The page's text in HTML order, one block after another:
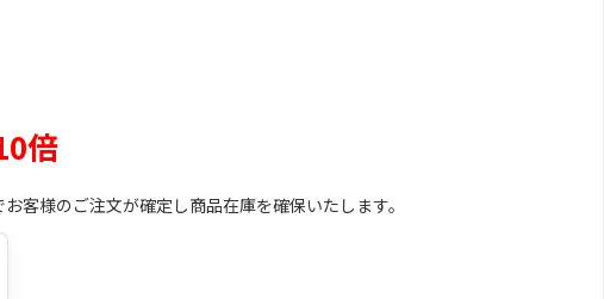
倍
様のご注文が確定し商品在庫を確保いたします。